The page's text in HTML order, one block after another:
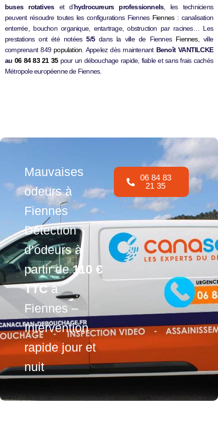
buses rotativeset d’hydrocureurs professionnels, les techniciens
peuvent résoudre toutes les configurations Fiennes Fiennes: canalisation
enterrée, bouchon organique, entartrage, obstruction par racines… Les
prestations ont été notées5/5dans la ville de Fiennes Fiennes, ville
comprenant 849 population. Appelez dès maintenant Benoît VANTILCKE
au 06 84 83 21 35pour un débouchage rapide, fiable et sans frais cachés
Métropole européenne de Fiennes.
Mauvaises
odeurs à
Fiennes
Détection
d’odeurs à
partir de110 €
TTCà
Fiennes –
Intervention
rapide jour et
nuit
06 84 83
21 35